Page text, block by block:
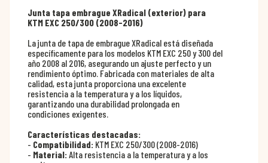
Junta tapa embrague XRadical (exterior) para
KTM EXC 250/300 (2008-2016)
La junta de tapa de embrague XRadical está diseñada
específicamente para los modelos KTM EXC 250 y 300 del
año 2008 al 2016, asegurando un ajuste perfecto y un
rendimiento óptimo. Fabricada con materiales de alta
calidad, esta junta proporciona una excelente
resistencia a la temperatura y a los líquidos,
garantizando una durabilidad prolongada en
condiciones exigentes.
Características destacadas:
- Compatibilidad: KTM EXC 250/300 (2008-2016)
- Material:Alta resistencia a la temperatura y a los